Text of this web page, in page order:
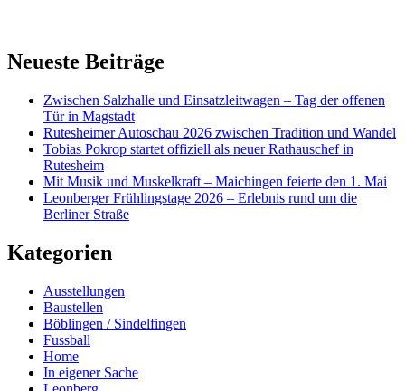
Neueste Beiträge
Zwischen Salzhalle und Einsatzleitwagen – Tag der offenen
Tür in Magstadt
Rutesheimer Autoschau 2026 zwischen Tradition und Wandel
Tobias Pokrop startet offiziell als neuer Rathauschef in
Rutesheim
Mit Musik und Muskelkraft – Maichingen feierte den 1. Mai
Leonberger Frühlingstage 2026 – Erlebnis rund um die
Berliner Straße
Kategorien
Ausstellungen
Baustellen
Böblingen / Sindelfingen
Fussball
Home
In eigener Sache